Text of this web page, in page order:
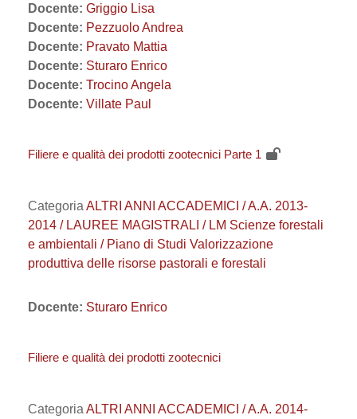
Docente: Griggio Lisa
Docente: Pezzuolo Andrea
Docente: Pravato Mattia
Docente: Sturaro Enrico
Docente: Trocino Angela
Docente: Villate Paul
Filiere e qualità dei prodotti zootecnici Parte 1
Categoria ALTRI ANNI ACCADEMICI / A.A. 2013-
2014 / LAUREE MAGISTRALI / LM Scienze forestali
e ambientali / Piano di Studi Valorizzazione
produttiva delle risorse pastorali e forestali
Docente: Sturaro Enrico
Filiere e qualità dei prodotti zootecnici
Categoria ALTRI ANNI ACCADEMICI / A.A. 2014-